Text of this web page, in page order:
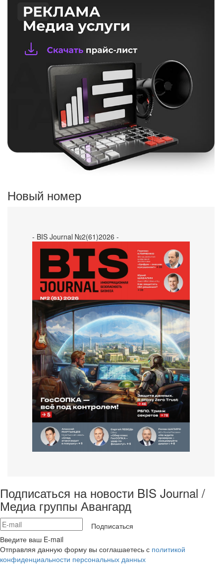
Новый номер
- BIS Journal №2(61)2026 -
Подписаться на новости BIS Journal /
Медиа группы Авангард
Подписаться
Введите ваш E-mail
Отправляя данную форму вы соглашаетесь с политикой
конфиденциальности персональных данных